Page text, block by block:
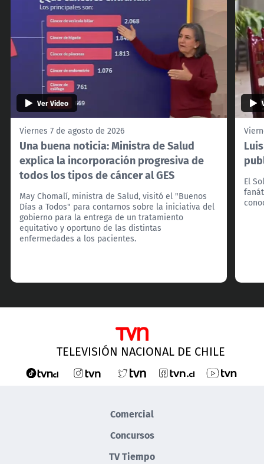
Ver Video
Viernes 7 de agosto de 2026
Una buena noticia: Ministra de Salud
explica la incorporación progresiva de
todos los tipos de cáncer al GES
May Chomalí, ministra de Salud, visitó el "Buenos
Días a Todos" para contarnos sobre la iniciativa del
gobierno para la entrega de un tratamiento
equitativo y oportuno de las distintas
enfermedades a los pacientes.
El
TELEVISIÓN NACIONAL DE CHILE
Comercial
Concursos
TV Tiempo